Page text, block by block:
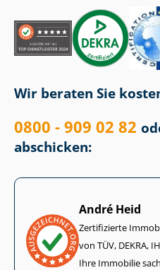
Wir beraten Sie
0800 - 909 02 82
abschicken:
André Heid
Zertifizierte
von TÜV, DEKRA,
Ihre Immobilie